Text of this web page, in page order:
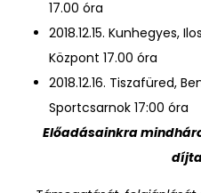
17.00 óra
2018.12.15. Kunhegyes,
Központ 17.00 óra
2018.12.16. Tiszafüred,
Sportcsarnok 17:00 óra
Előadásainkra